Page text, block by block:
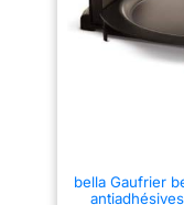
de l’environnement et
réduction des déchets
RANGER : Une
rabattable et un design
bella Gaufrier